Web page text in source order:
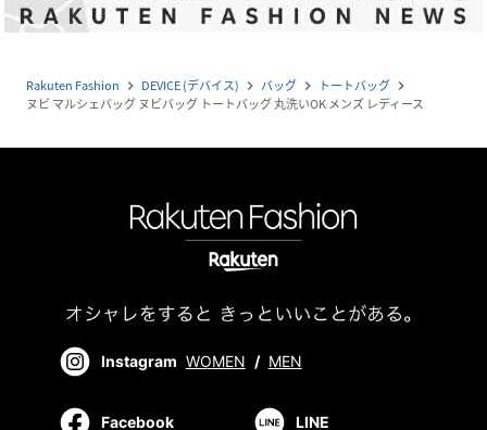
Rakuten Fashion navigate_next DEVICE (デバイス) navigate_next バッグ navigate_next トートバッグ navigate_next
ヌビ マルシェバッグ ヌビバッグ トートバッグ 丸洗いOK メンズ レディース
Instagram WOMEN / MEN
Facebook LINE